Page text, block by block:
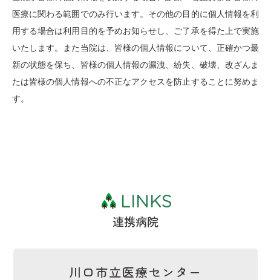
医療に関わる範囲でのみ行います。その他の目的に個人情報を利
用する場合は利用目的を予めお知らせし、ご了承を得た上で実施
いたします。また当院は、皆様の個人情報について、正確かつ最
新の状態を保ち、皆様の個人情報の漏洩、紛失、破壊、改ざんま
たは皆様の個人情報への不正なアクセスを防止することに努めま
す。
LINKS
連携病院
川口市立医療センター